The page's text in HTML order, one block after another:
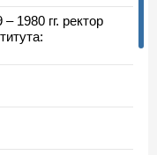
1980 гг. ректор